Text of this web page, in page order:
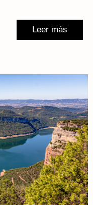
Leer más